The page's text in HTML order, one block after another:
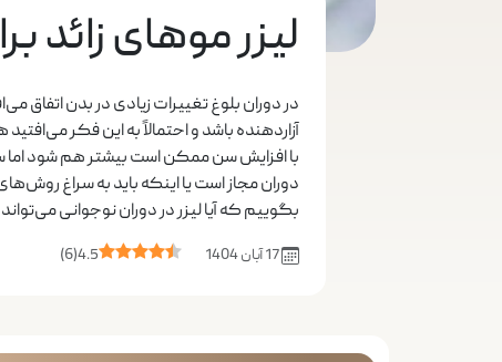
لیزر موهای زائد
در دوران بلوغ تغییرات زیادی در بدن
آزاردهنده باشد و احتمالاً به این فکر
با افزایش سن ممکن است بیشتر هم شود اما
دوران مجاز است یا اینکه باید به سراغ
بگوییم که آیا لیزر در دوران نوجوانی
4.5
(
6
)